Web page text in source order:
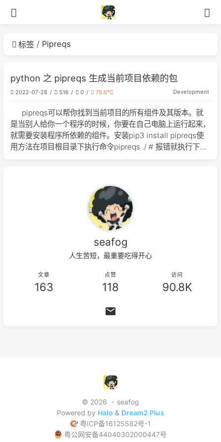
标签 Pipreqs
python 之 pipreqs 生成当前项目依赖的包
2022-07-28 516 0 75.6℃ Development
pipreqs可以帮你找到当前项目的所有组件及其版本。就
是当别人给你一个程序的时候，你要在自己电脑上运行起来，
就需要安装程序所依赖的组件。安装pip3 install pipreqs使
用方法在项目根目录下执行命令pipreqs ./ # 报错就执行下面
seafog
人生苦短，最重要吃得开心
文章
163
点赞
118
访问
90.8K
© 2026
seafog
Powered by Halo & Dream2 Plus
粤ICP备16125582号-1
粤公网安备44040302000447号